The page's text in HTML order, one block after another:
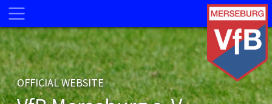
OFFICIAL WEBSITE